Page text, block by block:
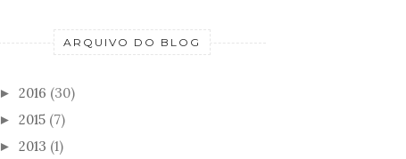
ARQUIVO DO BLOG
► 2016 (30)
► 2015 (7)
► 2013 (1)